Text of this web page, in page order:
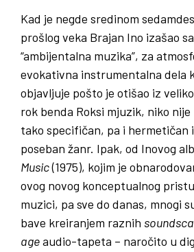
Kad je negde sredinom
prošlog veka Brajan Ino izašao
“ambijentalna muzika”, za
evokativna instrumentalna dela
objavljuje pošto je otišao iz
rok benda Roksi mjuzik, niko nije
tako specifičan, pa i
poseban žanr. Ipak, od Inovog
Music(1975), kojim je
ovog novog konceptualnog
muzici, pa sve do danas, mnogi
bave kreiranjem raznih
ageaudio-tapeta – naročito u